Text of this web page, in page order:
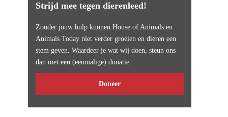
Strijd mee tegen dierenleed!
Zonder jouw hulp kunnen House of Animals en
Animals Today niet verder groeien en dieren een
stem geven. Waardeer je wat wij doen, steun ons
dan met een (eenmalige) donatie.
Doneer